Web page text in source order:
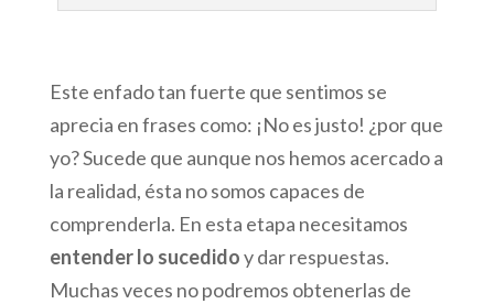
Este enfado tan fuerte que sentimos se
aprecia en frases como: ¡No es justo! ¿por que
yo? Sucede que aunque nos hemos acercado a
la realidad, ésta no somos capaces de
comprenderla. En esta etapa necesitamos
entender lo sucedidoy dar respuestas.
Muchas veces no podremos obtenerlas de